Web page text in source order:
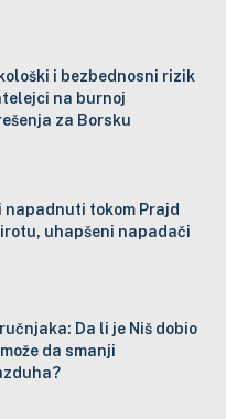
i bezbednosni rizik
na burnoj
za Borsku
napadnuti tokom Prajd
uhapšeni napadači
Da li je Niš dobio
da smanji